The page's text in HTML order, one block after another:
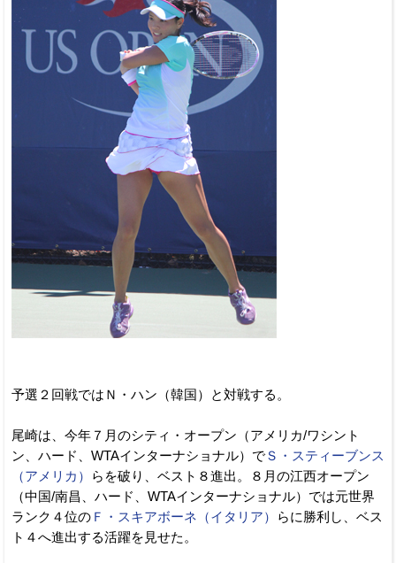
予選２回戦ではＮ・ハン（韓国）と対戦する。
尾崎は、今年７月のシティ・オープン（アメリカ/ワシント
ン、ハード、WTAインターナショナル）でＳ・スティーブンス
（アメリカ）
らを破り、ベスト８進出。８月の江西オープン
（中国/南昌、ハード、WTAインターナショナル）では元世界
ランク４位の Ｆ・スキアボーネ（イタリア）
らに勝利し、ベス
ト４へ進出する活躍を見せた。